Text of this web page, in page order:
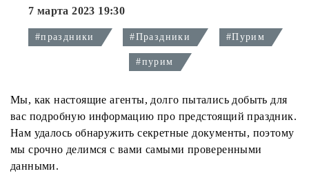
7 марта 2023 19:30
#праздники #Праздники #Пурим
#пурим
Мы, как настоящие агенты, долго пытались добыть для
вас подробную информацию про предстоящий праздник.
Нам удалось обнаружить секретные документы, поэтому
мы срочно делимся с вами самыми проверенными
данными.